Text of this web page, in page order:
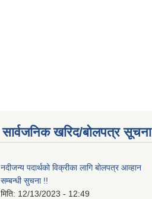
सार्वजनिक खरिद/बोलपत्र सूचना
नदीजन्य पदार्थको विक्रीका लागि बोलपत्र आव्हान
सम्बन्धी सुचना !!
मिति: 12/13/2023 - 12:49